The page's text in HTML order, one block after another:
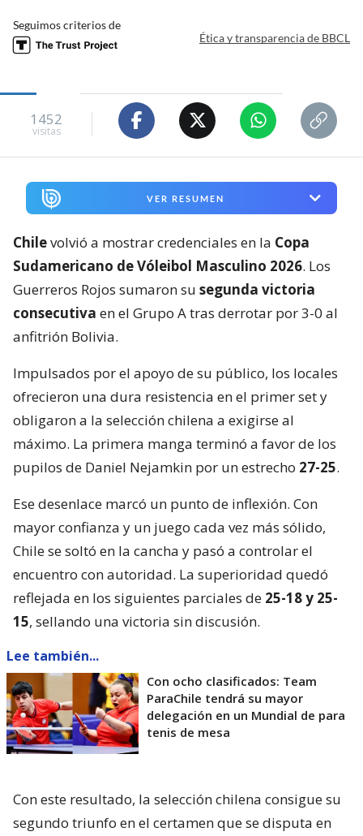
Seguimos criterios de
Ética y transparencia de BBCL
1452
visitas
VER RESUMEN
Chilevolvió a mostrar credenciales en la Copa
Sudamericano de Vóleibol Masculino 2026. Los
Guerreros Rojos sumaron su segunda victoria
consecutiva en el Grupo A tras derrotar por 3-0 al
anfitrión Bolivia.
Impulsados por el apoyo de su público, los locales
ofrecieron una dura resistencia en el primer set y
obligaron a la selección chilena a exigirse al
máximo. La primera manga terminó a favor de los
pupilos de Daniel Nejamkin por un estrecho 27-25.
Ese desenlace marcó un punto de inflexión. Con
mayor confianza y un juego cada vez más sólido,
Chile se soltó en la cancha y pasó a controlar el
encuentro con autoridad. La superioridad quedó
reflejada en los siguientes parciales de 25-18 y 25-
15, sellando una victoria sin discusión.
Lee también...
Con ocho clasificados: Team
ParaChile tendrá su mayor
delegación en un Mundial de para
tenis de mesa
Con este resultado, la selección chilena consigue su
segundo triunfo en el certamen que se disputa en